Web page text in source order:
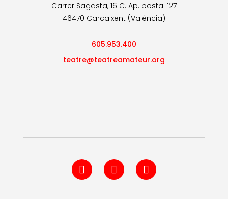
Carrer Sagasta, 16 C. Ap. postal 127
46470 Carcaixent (València)
605.953.400
teatre@teatreamateur.org